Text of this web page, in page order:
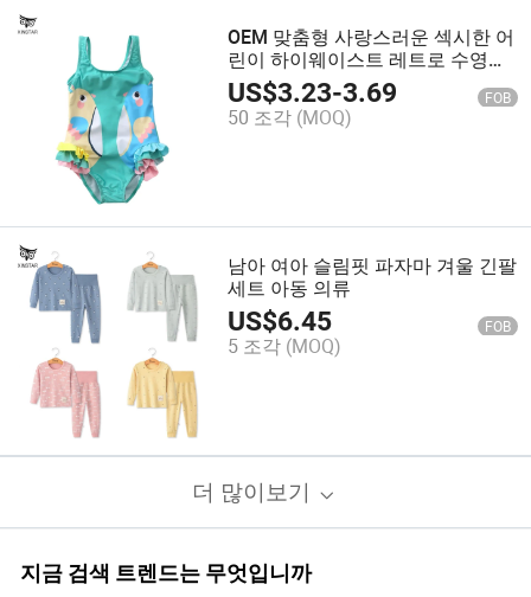
OEM 맞춤형 사랑스러운 섹시한 어
린이 하이웨이스트 레트로 수영복
재활용 프린트 수영복 어린이 소녀
두 피스 비키니
US$3.23-3.69 FOB
50 조각 (MOQ)
남아 여아 슬림핏 파자마 겨울 긴팔
세트 아동 의류
US$6.45 FOB
5 조각 (MOQ)
더 많이보기
지금 검색 트렌드는 무엇입니까